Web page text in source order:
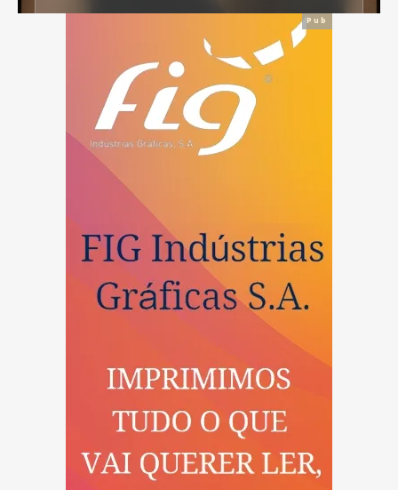
Pub